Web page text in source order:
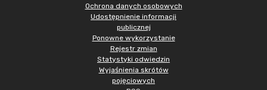
Ochrona danych osobowych
Udostępnienie informacji
publicznej
Ponowne wykorzystanie
Rejestr zmian
Statystyki odwiedzin
Wyjaśnienia skrótów
pojęciowych